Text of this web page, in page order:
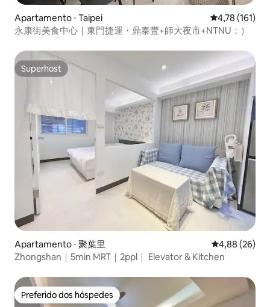
Apartamento ⋅ Taipei 4,78 de uma
4,78 (161)
永康街美食中心｜東門捷運・鼎泰豐+師大夜市+NTNU：）
Superhost
Superhost
Apartamento ⋅ 聚葉里 4,88 de uma
4,88 (26)
Zhongshan｜5min MRT｜2ppl｜ Elevator & Kitchen
Preferido dos hóspedes
Preferido dos hóspedes